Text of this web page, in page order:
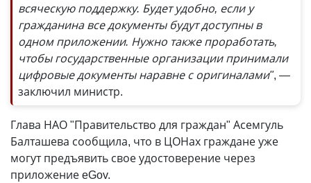
всяческую поддержку. Будет удобно, если у
гражданина все документы будут доступны в
одном приложении. Нужно также проработать,
чтобы государственные организации принимали
цифровые документы наравне с оригиналами", —
заключил министр.
Глава НАО "Правительство для граждан" Асемгуль
Балташева сообщила, что в ЦОНах граждане уже
могут предъявить свое удостоверение через
приложение eGov.